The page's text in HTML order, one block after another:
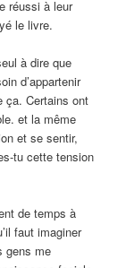
réussi à leur
le livre.
à dire que
d’appartenir
ça. Certains ont
et la même
et se sentir,
tu cette tension
de temps à
faut imaginer
gens me